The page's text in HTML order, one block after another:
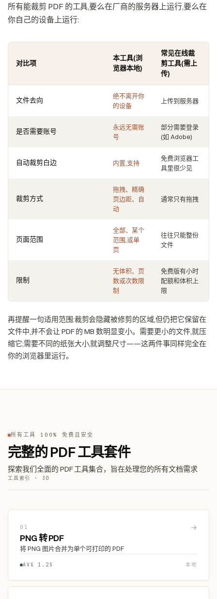
所有能裁剪 PDF 的工具,要么在厂商的服务器上运行,要么在
你自己的设备上运行:
对比项
本工具(浏
览器本地)
常见在线裁
剪工具(需上
传)
文件去向
绝不离开你
的设备
上传到服务器
是否需要账号
永远无需账
号
部分需要登录
(如 Adobe)
自动裁剪白边 内置,支持
免费浏览器工
具里很少见
裁剪方式
拖拽、精确
页边距、自
动
通常只有拖拽
页面范围
全部、某个
范围,或单
页
往往只能整份
文件
限制
无体积、页
数或次数限
制
免费版有小时
配额和体积上
限
再提醒一句适用范围:裁剪会隐藏被修剪的区域,但仍把它保留在
文件中,并不会让 PDF 的 MB 数明显变小。需要更小的文件,就压
缩它;需要不同的纸张大小,就调整尺寸——这两件事同样完全在
你的浏览器里运行。
所有工具 100% 免费且安全
完整的 PDF 工具套件
探索我们全面的 PDF 工具集合，旨在处理您的所有文档需求
工具索引 · 30
01 →
PNG 转 PDF
将 PNG 图片合并为单个可打印的 PDF
AVG 1.2S 本地